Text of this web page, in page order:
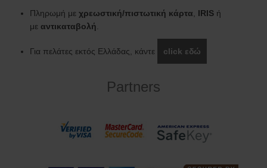
Πληρωμή με χρεωστική/πιστωτική κάρτα, IRIS ή
με αντικαταβολή.
Για πελάτες εκτός Ελλάδας, κάντε click εδώ
Partners